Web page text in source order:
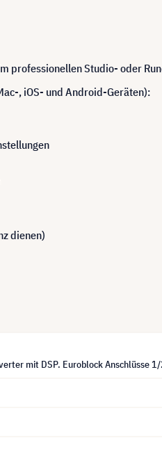
professionellen Studio- oder
, iOS- und Android-Geräten):
dienen)
mit DSP. Euroblock Anschlüsse